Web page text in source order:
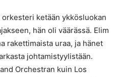
ketään ykkösluokan
hän oli väärässä. Elim
rakettimaista uraa, ja hänet
johtamistyylistään.
Orchestran kuin Los